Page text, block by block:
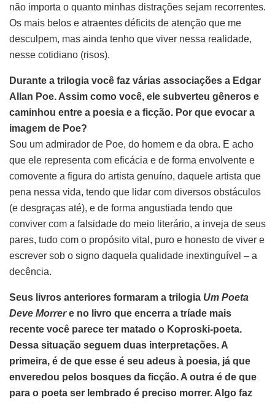
não importa o quanto minhas distrações sejam recorrentes.
Os mais belos e atraentes déficits de atenção que me
desculpem, mas ainda tenho que viver nessa realidade,
nesse cotidiano (risos).
Durante a trilogia você faz várias associações a Edgar
Allan Poe. Assim como você, ele subverteu gêneros e
caminhou entre a poesia e a ficção. Por que evocar a
imagem de Poe?
Sou um admirador de Poe, do homem e da obra. E acho
que ele representa com eficácia e de forma envolvente e
comovente a figura do artista genuíno, daquele artista que
pena nessa vida, tendo que lidar com diversos obstáculos
(e desgraças até), e de forma angustiada tendo que
conviver com a falsidade do meio literário, a inveja de seus
pares, tudo com o propósito vital, puro e honesto de viver e
escrever sob o signo daquela qualidade inextinguível – a
decência.
Seus livros anteriores formaram a trilogia Um Poeta
Deve Morrere no livro que encerra a tríade mais
recente você parece ter matado o Koproski-poeta.
Dessa situação seguem duas interpretações. A
primeira, é de que esse é seu adeus à poesia, já que
enveredou pelos bosques da ficção. A outra é de que
para o poeta ser lembrado é preciso morrer. Algo faz